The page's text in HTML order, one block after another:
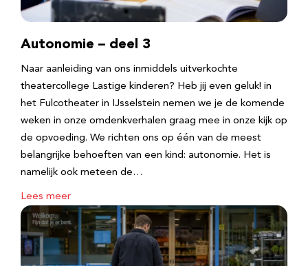
Autonomie – deel 3
Naar aanleiding van ons inmiddels uitverkochte
theatercollege Lastige kinderen? Heb jij even geluk! in
het Fulcotheater in IJsselstein nemen we je de komende
weken in onze omdenkverhalen graag mee in onze kijk op
de opvoeding. We richten ons op één van de meest
belangrijke behoeften van een kind: autonomie. Het is
namelijk ook meteen de…
Lees meer